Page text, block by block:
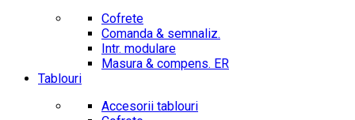
Cofrete
Comanda & semnaliz.
Intr. modulare
Masura & compens. ER
Tablouri
Accesorii tablouri